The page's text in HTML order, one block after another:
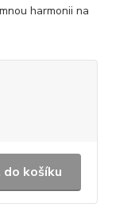
harmonii na
košíku